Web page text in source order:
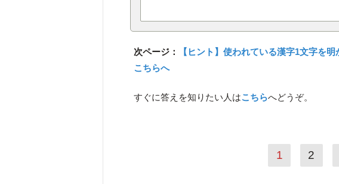
次ページ：
【ヒント】使われている漢字1文字を
こちらへ
すぐに答えを知りたい人はこちらへどうぞ。
1 2